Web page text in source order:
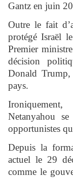
Gantz en juin
Outre le fait
protégé Israël
Premier
décision
Donald Trump,
pays.
Netanyahou
opportunistes
Depuis la
actuel le 29
comme le